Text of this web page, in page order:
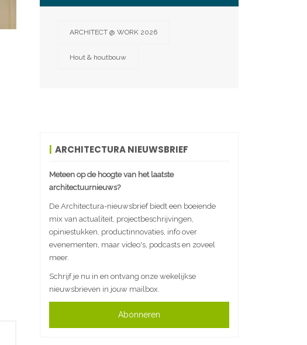
ARCHITECT @ WORK 2026
Hout & houtbouw
ARCHITECTURA NIEUWSBRIEF
Meteen op de hoogte van het laatste
architectuurnieuws?
De Architectura-nieuwsbrief biedt een boeiende
mix van actualiteit, projectbeschrijvingen,
opiniestukken, productinnovaties, info over
evenementen, maar video's, podcasts en zoveel
meer.
Schrijf je nu in en ontvang onze wekelijkse
nieuwsbrieven in jouw mailbox.
Abonneren